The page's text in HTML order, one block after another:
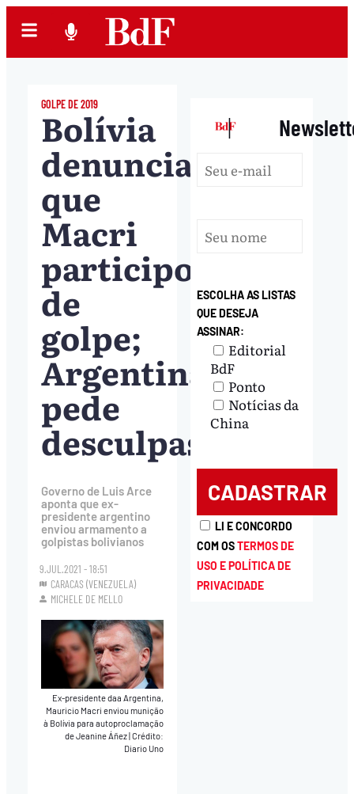
GOLPE DE 2019
Bolívia
denuncia
que
Macri
participou
de
golpe;
Argentina
pede
desculpas
Governo de Luis Arce
aponta que ex-
presidente argentino
enviou armamento a
golpistas bolivianos
9.JUL.2021 - 18:51
CARACAS (VENEZUELA)
MICHELE DE MELLO
Ex-presidente daa Argentina,
Mauricio Macri enviou munição
à Bolívia para autoproclamação
de Jeanine Áñez Crédito:
Diario Uno
|
ESCOLHA AS LISTAS
QUE DESEJA
ASSINAR:
Editorial
BdF
Ponto
Notícias da
China
LI E CONCORDO
COM OSTERMOS DE
USO E POLÍTICA DE
PRIVACIDADE